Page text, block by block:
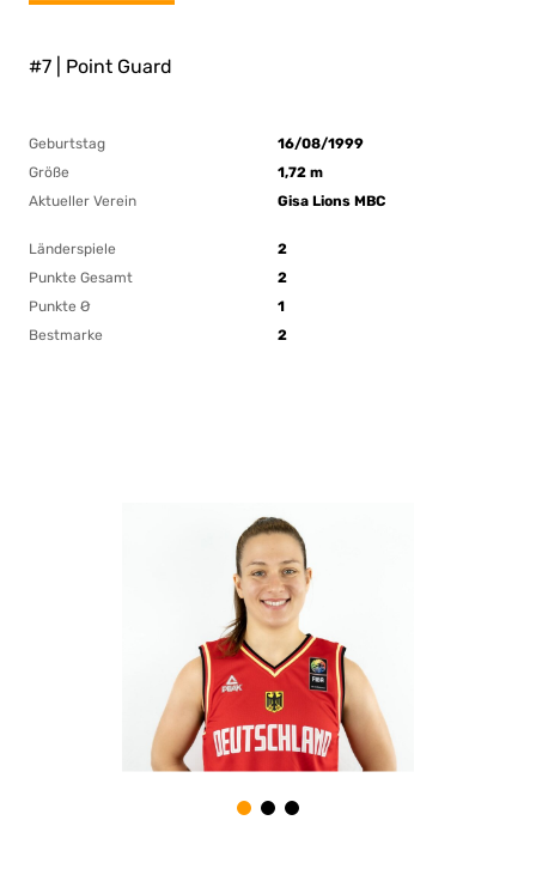
#7 | Point Guard
Geburtstag
16/08/1999
Größe
1,72 m
Aktueller Verein
Gisa Lions MBC
Länderspiele
2
Punkte Gesamt
2
Punkte Ø
1
Bestmarke
2